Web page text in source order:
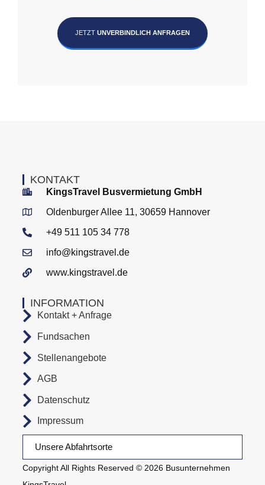
JETZT UNVERBINDLICH ANFRAGEN
Copyright All Rights Reserved © 2026 Busunternehmen
Unsere Abfahrtsorte
INFORMATION
Kontakt + Anfrage
Fundsachen
Stellenangebote
AGB
Datenschutz
Impressum
KONTAKT
KingsTravel Busvermietung GmbH
Oldenburger Allee 11, 30659 Hannover
+49 511 105 34 778
info@kingstravel.de
www.kingstravel.de